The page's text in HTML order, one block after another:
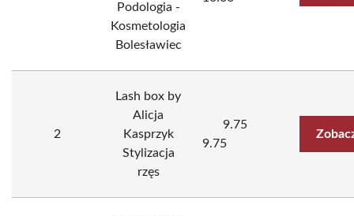
Podologia -
Kosmetologia
Bolesławiec
2
Lash box by
Alicja
Kasprzyk
Stylizacja
rzęs
9.75
9.75